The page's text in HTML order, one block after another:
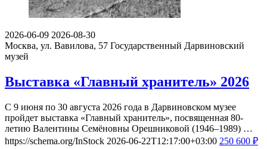
2026-06-09 2026-08-30
Москва, ул. Вавилова, 57 Государственный Дарвиновский
музей
Выставка «Главный хранитель» 2026
С 9 июня по 30 августа 2026 года в Дарвиновском музее
пройдет выставка «Главный хранитель», посвященная 80-
летию Валентины Семёновны Орешниковой (1946–1989) …
https://schema.org/InStock 2026-06-22T12:17:00+03:00 250 600 ₽